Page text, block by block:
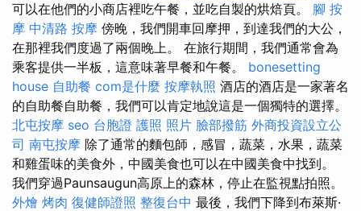
可以在他們的小商店裡吃午餐，並吃自製的烘焙頁。 腳 按
摩 中清路 按摩 傍晚，我們開車回摩押，到達我們的大公，
在那裡我們度過了兩個晚上。 在旅行期間，我們通常會為
乘客提供一半板，這意味著早餐和午餐。 bonesetting
house 自助餐 com是什麼 按摩執照 酒店的酒店是一家著名
的自助餐自助餐，我們可以肯定地說這是一個獨特的選擇。
北屯按摩 seo 台胞證 護照 照片 臉部撥筋 外商投資設立公
司 南屯按摩 除了通常的麵包師，感冒，蔬菜，水果，蔬菜
和雞蛋味的美食外，中國美食也可以在中國美食中找到。
我們穿過Paunsaugun高原上的森林，停止在監視點拍照。
外燴 烤肉 復健師證照 整復台中 最後，我們下降到布萊斯·